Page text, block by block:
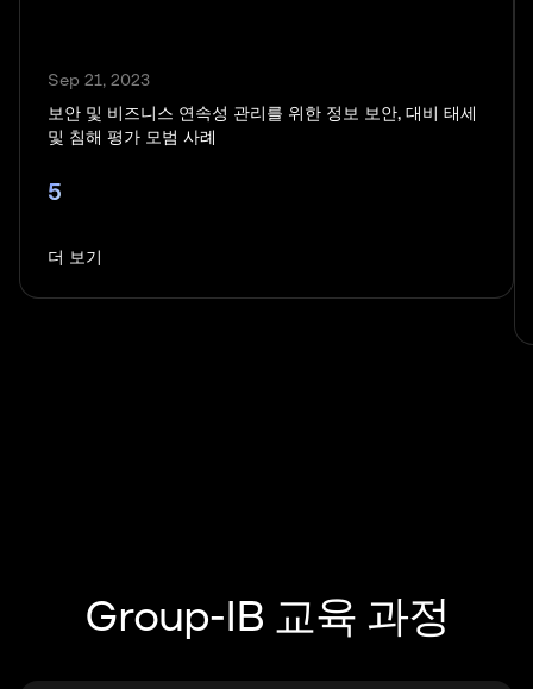
Sep 21, 2023
보안 및 비즈니스 연속성 관리를 위한 정보 보안, 대비 태세
및 침해 평가 모범 사례
5
더 보기
Group-IB 교육 과정